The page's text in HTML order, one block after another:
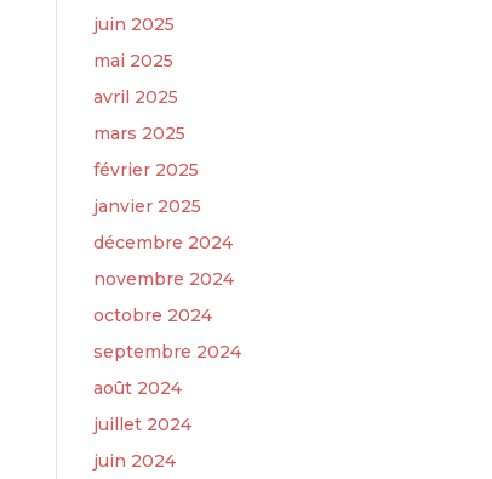
juin 2025
mai 2025
avril 2025
mars 2025
février 2025
janvier 2025
décembre 2024
novembre 2024
octobre 2024
septembre 2024
août 2024
juillet 2024
juin 2024